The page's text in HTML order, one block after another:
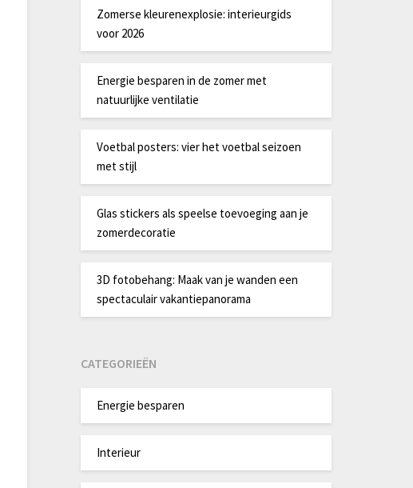
Zomerse kleurenexplosie: interieurgids
voor 2026
Energie besparen in de zomer met
natuurlijke ventilatie
Voetbal posters: vier het voetbal seizoen
met stijl
Glas stickers als speelse toevoeging aan je
zomerdecoratie
3D fotobehang: Maak van je wanden een
spectaculair vakantiepanorama
CATEGORIEËN
Energie besparen
Interieur